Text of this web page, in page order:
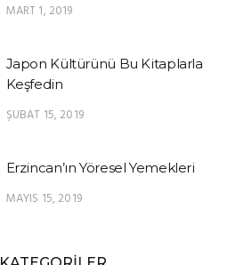
MART 1, 2019
Japon Kültürünü Bu Kitaplarla
Keşfedin
ŞUBAT 15, 2019
Erzincan’ın Yöresel Yemekleri
MAYIS 15, 2019